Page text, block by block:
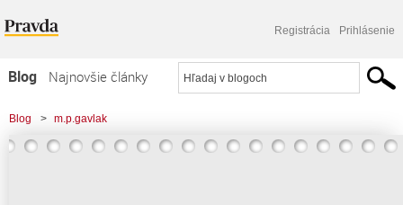
Registrácia Prihlásenie
Blog
Najnovšie články
Najčítanejšie články
Najkomentovanejšie články
Blog > m.p.gavlak
> K pamiatke dňa invázie do Československa z roku 1968 – zasväťme Rusko!